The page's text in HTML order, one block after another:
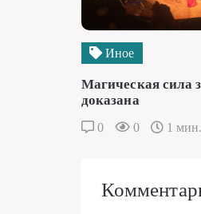
Иное
Магическая сила
доказана
0 0 1 мин.